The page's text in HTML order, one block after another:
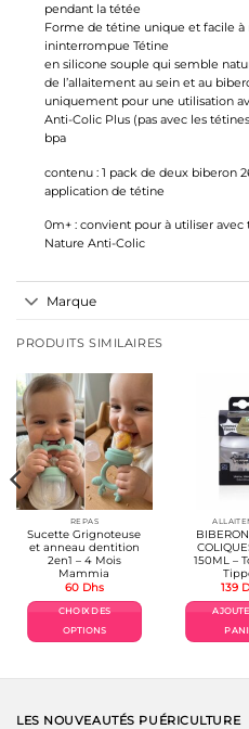
pendant la tétée
Forme de tétine unique et facile
ininterrompue Tétine
en silicone souple qui semble
de l’allaitement au sein et au
uniquement pour une utilisation
Anti-Colic Plus (pas avec les
bpa
contenu : 1 pack de deux biberon
application de tétine
0m+ : convient pour à utiliser
Nature Anti-Colic
Marque
PRODUITS SIMILAIRES
REPAS
Sucette Grignoteuse
et anneau dentition
2en1 – 4 Mois
Mammia
60 Dhs
CHOIX DES
OPTIONS
a
variations.
150ML –
139
LES NOUVEAUTÉS PUÉRICULTURE